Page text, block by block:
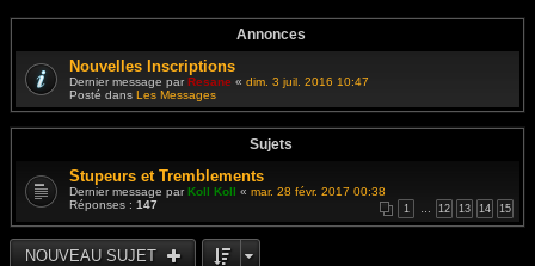
Annonces
Nouvelles Inscriptions
Dernier message parResane « dim. 3 juil. 2016 10:47
Posté dans Les Messages
Sujets
Stupeurs et Tremblements
Dernier message parKoll Koll « mar. 28 févr. 2017 00:38
Réponses : 147 1 … 12 13 14 15
NOUVEAU SUJET